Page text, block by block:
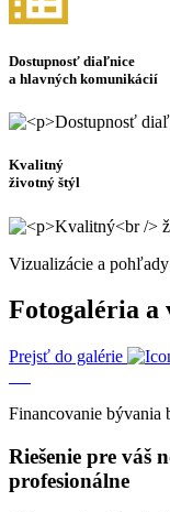
Dostupnosť diaľnice
a hlavných komunikácií
Kvalitný
životný štýl
Vizualizácie a
Fotogaléria
Prejsť do galérie
Financovanie bývania
Riešenie pre váš
profesionálne